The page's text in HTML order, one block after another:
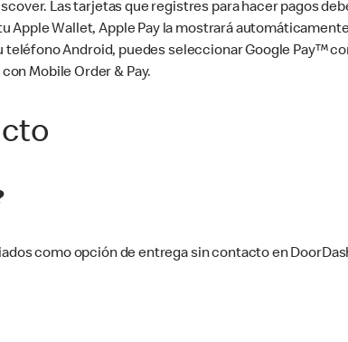
Las tarjetas que registres para hacer pagos
Apple Wallet, Apple Pay la mostrará
teléfono Android, puedes seleccionar Google Pay™
Mobile Order & Pay.
como opción de entrega sin contacto en